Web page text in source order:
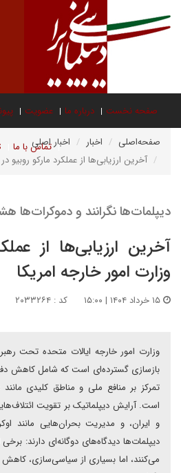
صفحه نخست درباره ما عضویت
تماس با ما صفحه‌اصلی اخبار
اخبار اصلی
آخرین ارزیابی‌ها از عملکرد مارکو روبیو
دیپلمات‌ها نگرانند و دموکرات‌ها
آخرین ارزیابی‌ها از
وزارت امور خارجه امریکا
کد : ۲۰۳۳۲۶۴
وزارت امور خارجه ایالات متحده تحت
بازسازی گسترده‌ای است که شامل کاهش
و ایران، و مدیریت بحران‌هایی مانند
دیپلمات‌ها دیدگاه‌های دوگانه‌ای دارند: